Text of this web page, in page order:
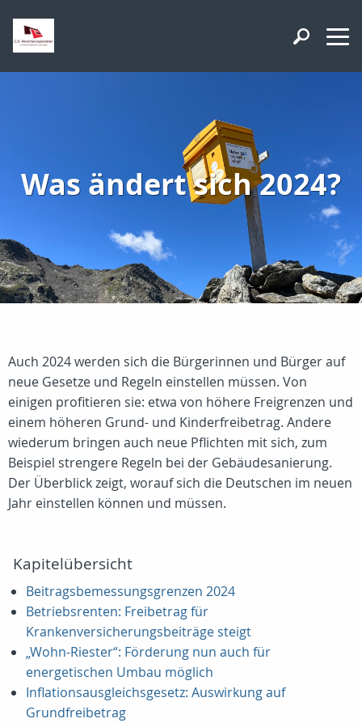
Was ändert sich 2024?
Auch 2024 werden sich die Bürgerinnen und Bürger auf
neue Gesetze und Regeln einstellen müssen. Von
einigen profitieren sie: etwa von höhere Freigrenzen und
einem höheren Grund- und Kinderfreibetrag. Andere
wiederum bringen auch neue Pflichten mit sich, zum
Beispiel strengere Regeln bei der Gebäudesanierung.
Der Überblick zeigt, worauf sich die Deutschen im neuen
Jahr einstellen können und müssen.
Kapitelübersicht
Beitragsbemessungsgrenzen 2024
Betriebsrenten: Freibetrag für
Krankenversicherungsbeiträge steigt
„Wohn-Riester“: Förderung nun auch für
energetischen Umbau möglich
Inflationsausgleichsgesetz: Auswirkung auf
Grundfreibetrag